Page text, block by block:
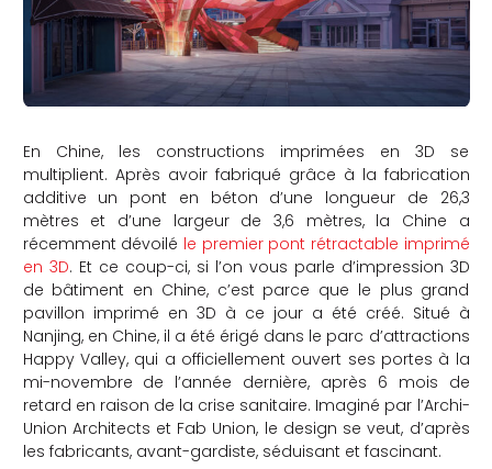
En Chine, les constructions imprimées en 3D se
multiplient. Après avoir fabriqué grâce à la fabrication
additive un pont en béton d’une longueur de 26,3
mètres et d’une largeur de 3,6 mètres, la Chine a
récemment dévoilé le premier pont rétractable imprimé
en 3D. Et ce coup-ci, si l’on vous parle d’impression 3D
de bâtiment en Chine, c’est parce que le plus grand
pavillon imprimé en 3D à ce jour a été créé. Situé à
Nanjing, en Chine, il a été érigé dans le parc d’attractions
Happy Valley, qui a officiellement ouvert ses portes à la
mi-novembre de l’année dernière, après 6 mois de
retard en raison de la crise sanitaire. Imaginé par l’Archi-
Union Architects et Fab Union, le design se veut, d’après
les fabricants, avant-gardiste, séduisant et fascinant.